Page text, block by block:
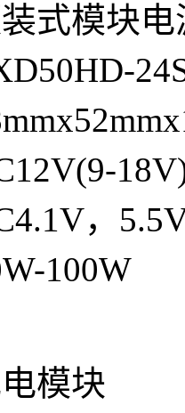
式模块电
，
100W
模块